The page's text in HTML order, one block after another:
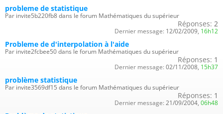
probleme de statistique
Par invite5b220fb8 dans le forum Mathématiques du supérieur
Réponses: 2
Dernier message: 12/02/2009, 16h12
Probleme de d'interpolation à l'aide
Par invite2fcbee50 dans le forum Mathématiques du supérieur
Réponses: 1
Dernier message: 02/11/2008, 15h37
problème statistique
Par invite3569df15 dans le forum Mathématiques du supérieur
Réponses: 1
Dernier message: 21/09/2004, 06h48